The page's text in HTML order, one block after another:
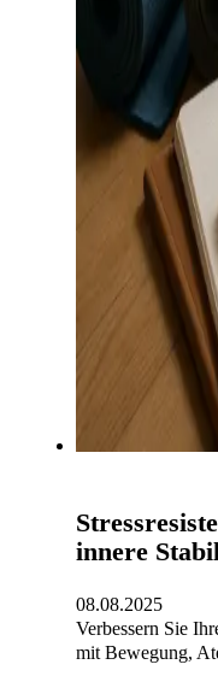
innere
08.08.2025
Verbessern Sie
mit Bewegung,